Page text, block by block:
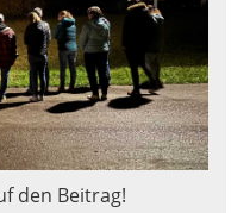
den Beitrag!